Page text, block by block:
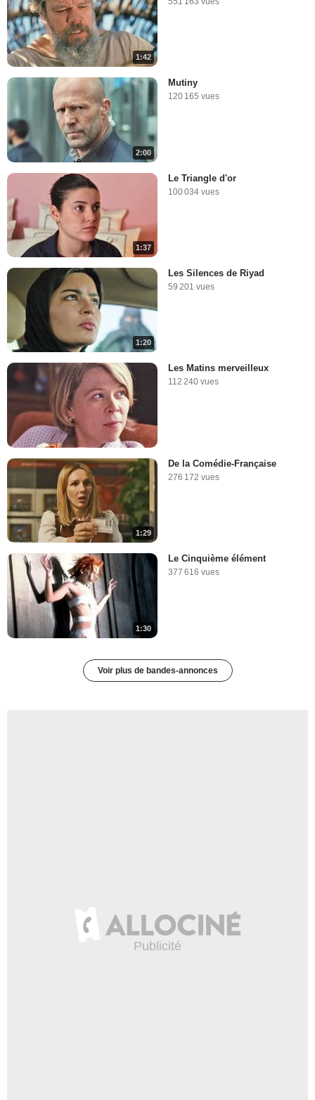
1:42
2:00
Mutiny
120 165 vues
1:37
Le Triangle d'or
100 034 vues
1:20
Les Silences de Riyad
59 201 vues
Les Matins merveilleux
112 240 vues
1:29
De la Comédie-Française
276 172 vues
1:30
Le Cinquième élément
377 616 vues
Voir plus de bandes-annonces